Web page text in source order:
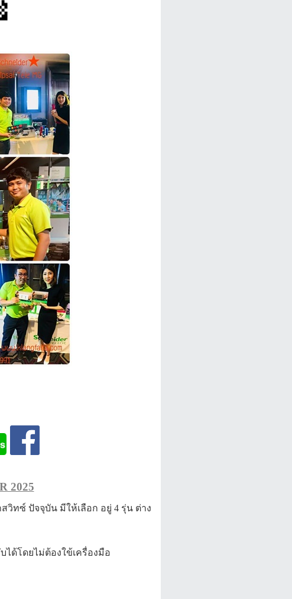
2025
วิทซ์ ปัจจุบัน มีให้เลือก อยู่ 4 รุ่น ต่าง
ได้โดยไม่ต้องใข้เครื่องมือ